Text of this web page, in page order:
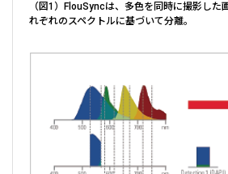
（図1）FlouSyncは、多色を同時に撮影した
れぞれのスペクトルに基づいて分離。